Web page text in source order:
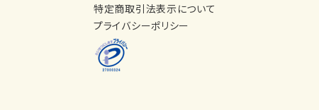
特定商取引法表示について
プライバシーポリシー